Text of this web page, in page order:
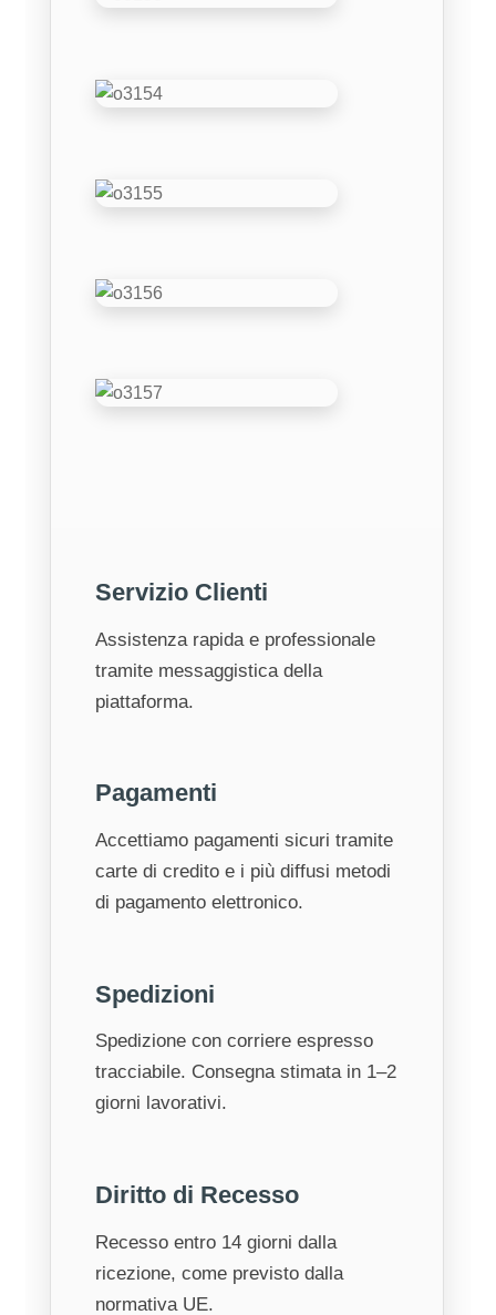
Servizio Clienti
Assistenza rapida e professionale
tramite messaggistica della
piattaforma.
Pagamenti
Accettiamo pagamenti sicuri tramite
carte di credito e i più diffusi metodi
di pagamento elettronico.
Spedizioni
Spedizione con corriere espresso
tracciabile. Consegna stimata in 1–2
giorni lavorativi.
Diritto di Recesso
Recesso entro 14 giorni dalla
ricezione, come previsto dalla
normativa UE.